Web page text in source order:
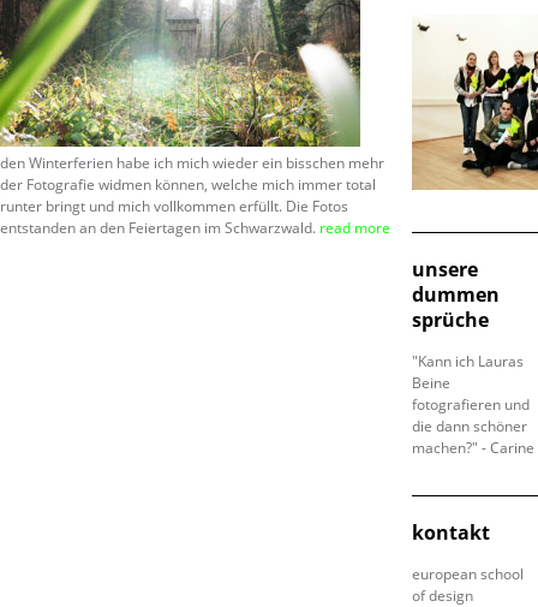
den Winterferien habe ich mich wieder ein bisschen mehr
der Fotografie widmen können, welche mich immer total
runter bringt und mich vollkommen erfüllt. Die Fotos
entstanden an den Feiertagen im Schwarzwald. read more
unsere
dummen
sprüche
"Kann ich Lauras
Beine
fotografieren und
die dann schöner
machen?" - Carine
kontakt
european school
of design